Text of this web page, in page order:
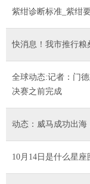
紫绀诊断标准_紫绀
快消息！我市推行粮
全球动态:记者：门
决赛之前完成
动态：威马成功出
10月14日是什么星